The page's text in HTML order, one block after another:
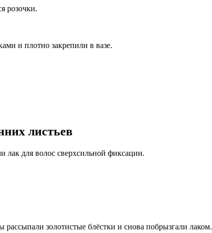
розочки.
и плотно закрепили в вазе.
листьев
лак для волос сверхсильной фиксации.
золотистые блёстки и снова побрызгали лаком.